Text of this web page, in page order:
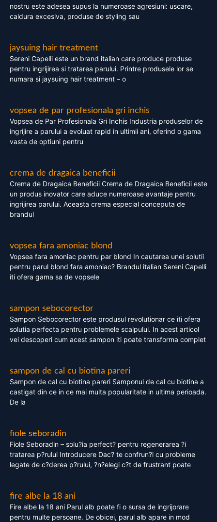
nostru este adesea supus la numeroase agresiuni: uscare,
caldura excesiva, produse de styling sau
jaysuing hair treatment
Sereni Capelli este un brand italian care produce produse
pentru ingrijirea si tratarea parului. Printre produsele lor se
numara si jaysuing hair treatment – o
vopsea de par profesionala gri inchis
Vopsea de Par Profesionala Gri Inchis Industria produselor de
ingrijire a parului a evoluat rapid in ultimii ani, oferind o gama
vasta de optiuni pentru
crema de dragaica beneficii
Crema de Dragaica Beneficii Crema de Dragaica Beneficii este
un produs inovator care aduce numeroase avantaje pentru
ingrijirea parului. Aceasta crema especial conceputa de
brandul
vopsea fara amoniac blond
Vopsea fara amoniac pentru par blond In cautarea unei solutii
pentru parul blond fara amoniac? Brandul italian Sereni Capelli
iti ofera gama sa de vopsele
sampon sebocorector
Sampon Sebocorector este produsul revolutionar ce iti ofera
solutia perfecta pentru problemele scalpului. In acest articol
vei descoperi cum acest sampon iti poate transforma complet
sampon de cal cu biotina pareri
Sampon de cal cu biotina pareri Samponul de cal cu biotina a
castigat din ce in ce mai multa popularitate in ultima perioada.
De la
fiole seboradin
Fiole Seboradin – solu?ia perfect? pentru regenerarea ?i
tratarea p?rului Introducere Dac? te confrun?i cu probleme
legate de c?derea p?rului, ?n?elegi c?t de frustrant poate
fire albe la 18 ani
Fire albe la 18 ani Parul alb poate fi o sursa de ingrijorare
pentru multe persoane. De obicei, parul alb apare in mod